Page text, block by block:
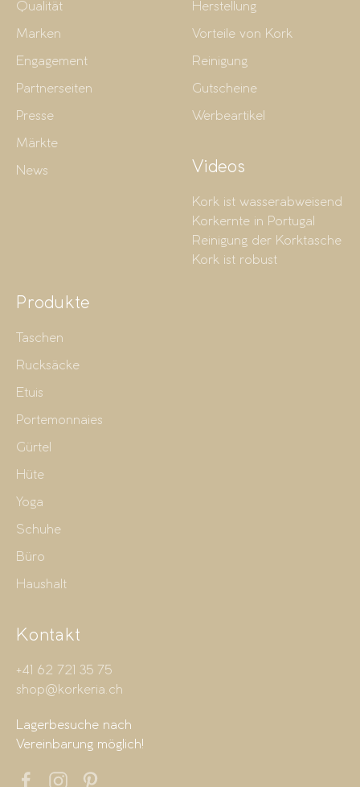
Qualität
Marken
Engagement
Partnerseiten
Presse
Märkte
News
Herstellung
Vorteile von Kork
Reinigung
Gutscheine
Werbeartikel
Videos
Kork ist wasserabweisend
Korkernte in Portugal
Reinigung der Korktasche
Kork ist robust
Produkte
Taschen
Rucksäcke
Etuis
Portemonnaies
Gürtel
Hüte
Yoga
Schuhe
Büro
Haushalt
Kontakt
+41 62 721 35 75
shop@korkeria.ch
Lagerbesuche nach
Vereinbarung möglich!